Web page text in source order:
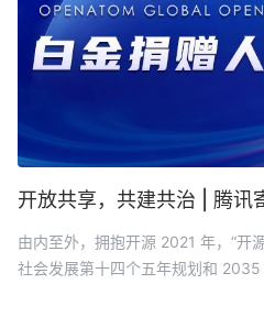
由内至外，拥抱开源 2021 年，“开
社会发展第十四个五年规划和